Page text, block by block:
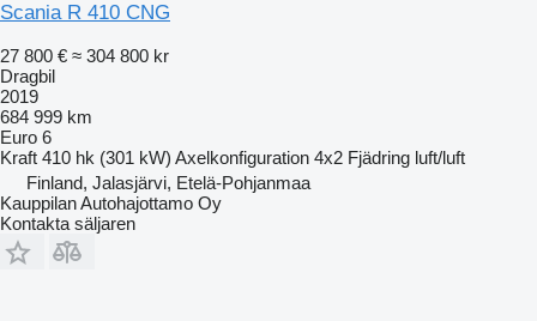
Scania R 410 CNG
27 800 € ≈ 304 800 kr
Dragbil
2019
684 999 km
Euro 6
Kraft 410 hk (301 kW) Axelkonfiguration 4x2 Fjädring luft/luft
Finland, Jalasjärvi, Etelä-Pohjanmaa
Kauppilan Autohajottamo Oy
Kontakta säljaren